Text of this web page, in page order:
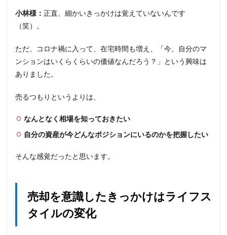
小林様： 正直、細かいきっかけは覚えていないんです
（笑）。
ただ、コロナ禍に入って、在宅時間も増え、「今、自分のマ
ンションはいくらくらいの価値なんだろう？」という興味は
ありました。
売るつもりというよりは、
なんとなく相場を知っておきたい
自分の資産が今どんなポジションにいるのかを把握したい
そんな感覚だったと思います。
売却を意識したきっかけはライフス
タイルの変化